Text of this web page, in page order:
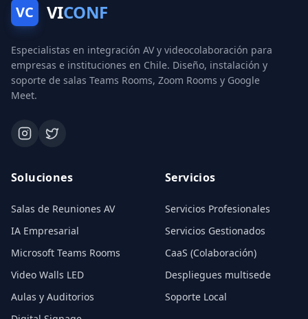
VC VICONF
Especialistas en integración AV y videocolaboración para
empresas e instituciones en Chile. Diseño, instalación y
soporte de salas Teams Rooms, Zoom Rooms y Google
Meet.
Soluciones
Salas de Reuniones AV
IA Empresarial
Microsoft Teams Rooms
Video Walls LED
Aulas y Auditorios
Servicios
Servicios Profesionales
Servicios Gestionados
CaaS (Colaboración)
Despliegues multisede
Soporte Local